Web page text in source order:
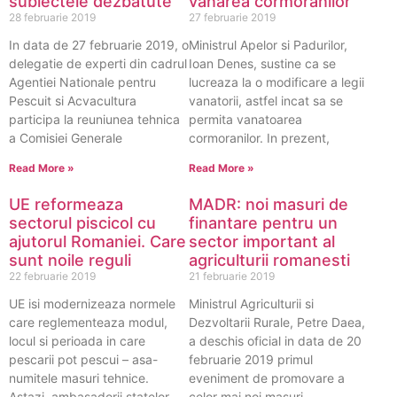
28 februarie 2019
In data de 27 februarie 2019, o
delegatie de experti din cadrul
Agentiei Nationale pentru
Pescuit si Acvacultura
participa la reuniunea tehnica
a Comisiei Generale
Read More »
27 februarie 2019
Ministrul Apelor si Padurilor,
Ioan Denes, sustine ca se
lucreaza la o modificare a legii
vanatorii, astfel incat sa se
permita vanatoarea
cormoranilor. In prezent,
Read More »
UE reformeaza
sectorul piscicol cu
ajutorul Romaniei. Care
sunt noile reguli
22 februarie 2019
UE isi modernizeaza normele
care reglementeaza modul,
locul si perioada in care
pescarii pot pescui – asa-
numitele masuri tehnice.
MADR: noi masuri de
finantare pentru un
sector important al
agriculturii romanesti
21 februarie 2019
Ministrul Agriculturii si
Dezvoltarii Rurale, Petre Daea,
a deschis oficial in data de 20
februarie 2019 primul
eveniment de promovare a